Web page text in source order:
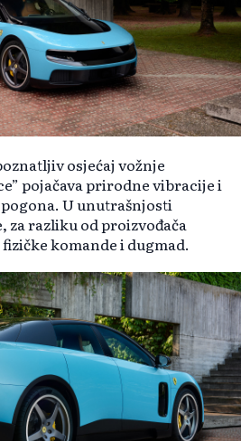
osjećaj vožnje
pojačava prirodne vibracije i
U unutrašnjosti
za razliku od proizvođača
komande i dugmad.